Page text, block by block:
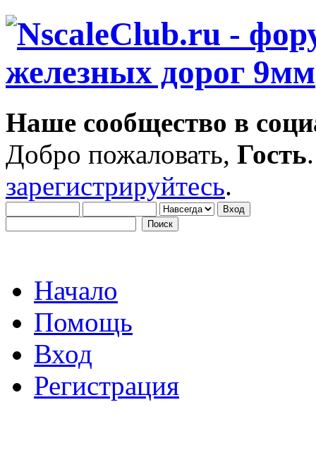
Наше сообщество в
Добро пожаловать, Гость
зарегистрируйтесь.
Начало
Помощь
Вход
Регистрация